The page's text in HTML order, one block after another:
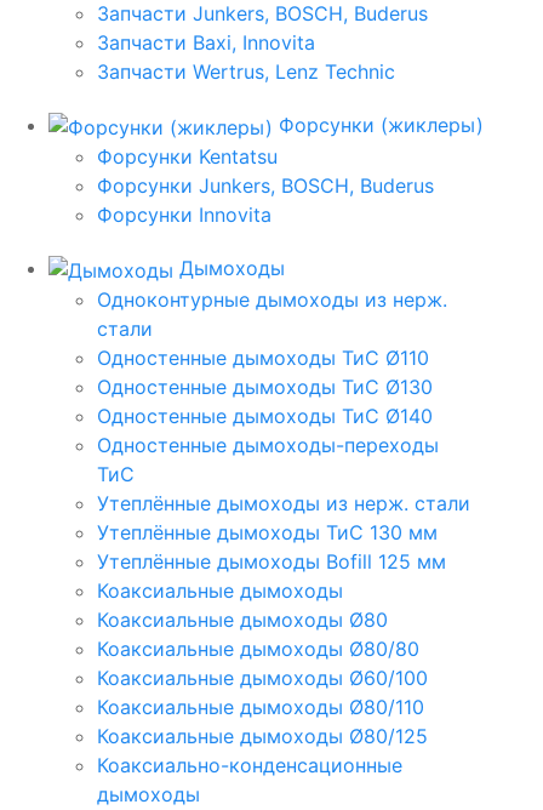
Запчасти Junkers, BOSCH, Buderus
Запчасти Baxi, Innovita
Запчасти Wertrus, Lenz Technic
Форсунки (жиклеры)
Форсунки Kentatsu
Форсунки Junkers, BOSCH, Buderus
Форсунки Innovita
Дымоходы
Одноконтурные дымоходы из нерж.
стали
Одностенные дымоходы ТиС Ø110
Одностенные дымоходы ТиС Ø130
Одностенные дымоходы ТиС Ø140
Одностенные дымоходы-переходы
ТиС
Утеплённые дымоходы из нерж. стали
Утеплённые дымоходы ТиС 130 мм
Утеплённые дымоходы Bofill 125 мм
Коаксиальные дымоходы
Коаксиальные дымоходы Ø80
Коаксиальные дымоходы Ø80/80
Коаксиальные дымоходы Ø60/100
Коаксиальные дымоходы Ø80/110
Коаксиальные дымоходы Ø80/125
Коаксиально-конденсационные
дымоходы